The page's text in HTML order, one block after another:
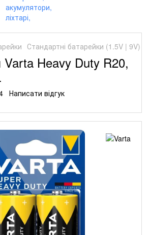
Стандартні батарейки (1.5V | 9V)
Heavy Duty R20,
Написати відгук